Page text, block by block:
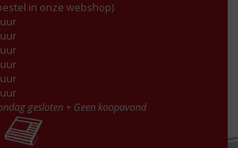
in onze webshop)
uur
uur
uur
uur
uur
uur
gesloten + Geen koopavond